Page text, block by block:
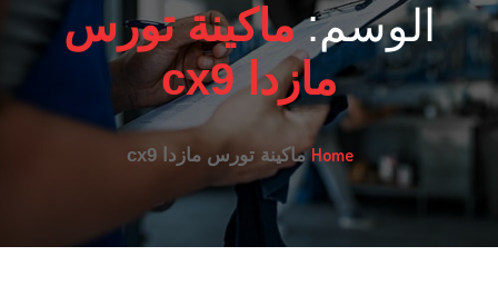
الوسم:ماكينة تورس
مازدا cx9
Homeماكينة تورس مازدا cx9